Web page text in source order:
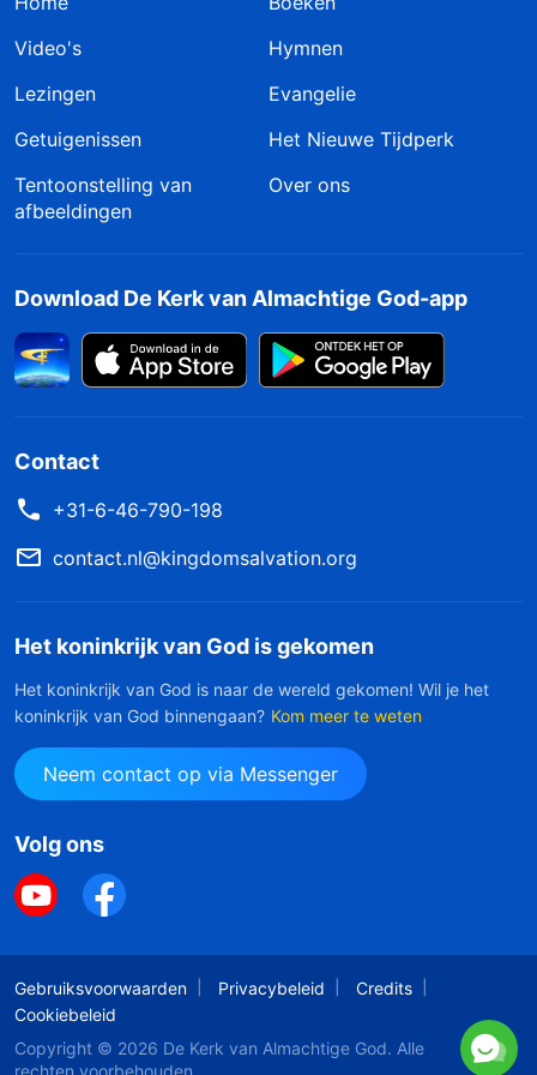
Video's
Hymnen
Lezingen
Evangelie
Getuigenissen
Het Nieuwe Tijdperk
Tentoonstelling van
afbeeldingen
Over ons
Download De Kerk van Almachtige God-app
Contact
+31-6-46-790-198
contact.nl@kingdomsalvation.org
Het koninkrijk van God is gekomen
Het koninkrijk van God is naar de wereld gekomen! Wil je het
koninkrijk van God binnengaan? Kom meer te weten
Neem contact op via Messenger
Volg ons
Gebruiksvoorwaarden Privacybeleid
Credits
Cookiebeleid
Copyright © 2026 De Kerk van Almachtige God. Alle
rechten voorbehouden.